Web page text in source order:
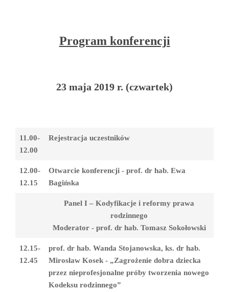
Program konferencji
23 maja 2019 r. (czwartek)
11.00-
12.00
Rejestracja uczestników
12.00-
12.15
Otwarcie konferencji - prof. dr hab. Ewa
Bagińska
Panel I – Kodyfikacje i reformy prawa
rodzinnego
Moderator - prof. dr hab. Tomasz Sokołowski
12.15-
12.45
prof. dr hab. Wanda Stojanowska, ks. dr hab.
Mirosław Kosek - „Zagrożenie dobra dziecka
przez nieprofesjonalne próby tworzenia nowego
Kodeksu rodzinnego”